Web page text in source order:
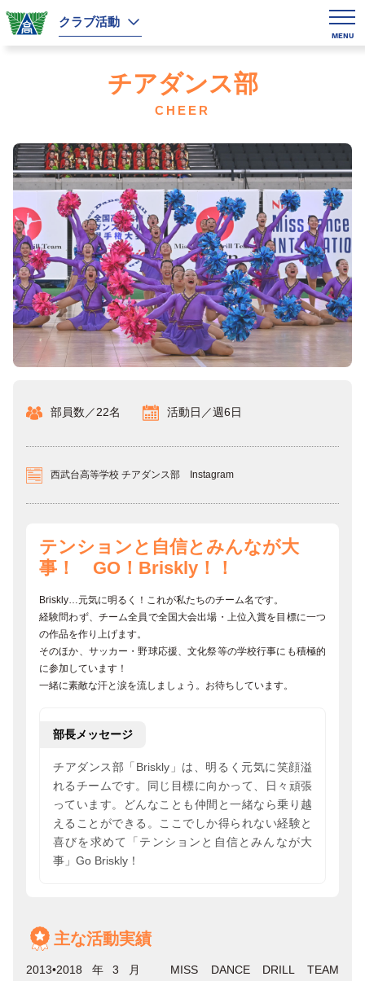
MENU
クラブ活動
チアダンス部
CHEER
部員数／22名 活動日／週6日
西武台高等学校 チアダンス部 Instagram
テンションと自信とみんなが大
事！ GO！Briskly！！
Briskly…元気に明るく！これが私たちのチーム名です。
経験問わず、チーム全員で全国大会出場・上位入賞を目標に一つ
の作品を作り上げます。
そのほか、サッカー・野球応援、文化祭等の学校行事にも積極的
に参加しています！
一緒に素敵な汗と涙を流しましょう。お待ちしています。
部長メッセージ
チアダンス部「Briskly」は、明るく元気に笑顔溢
れるチームです。同じ目標に向かって、日々頑張
っています。どんなことも仲間と一緒なら乗り越
えることができる。ここでしか得られない経験と
喜びを求めて「テンションと自信とみんなが大
事」Go Briskly！
主な活動実績
2013•2018年3月 MISS DANCE DRILL TEAM